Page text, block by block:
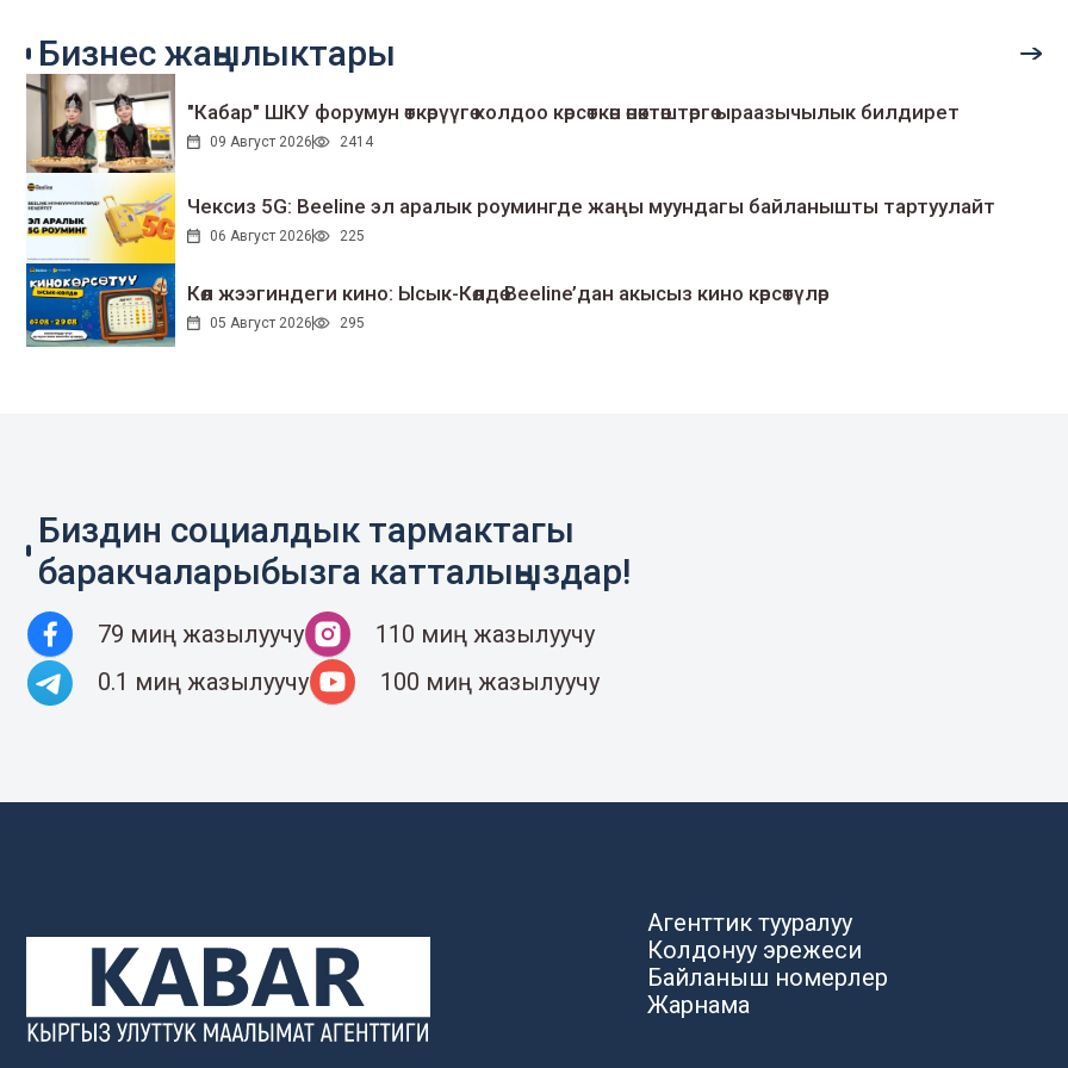
Бизнес жаңылыктары
"Кабар" ШКУ форумун өткөрүүгө колдоо көрсөткөн өнөктөштөргө ыраазычылык билдирет
09 Август 2026 2414
Чексиз 5G: Beeline эл аралык роумингде жаңы муундагы байланышты тартуулайт
06 Август 2026 225
Көл жээгиндеги кино: Ысык-Көлдө Beeline’дан акысыз кино көрсөтүлөр
05 Август 2026 295
Биздин социалдык тармактагы
баракчаларыбызга катталыңыздар!
79 миң жазылуучу
110 миң жазылуучу
0.1 миң жазылуучу
100 миң жазылуучу
Агенттик тууралуу
Колдонуу эрежеси
Байланыш номерлер
Жарнама